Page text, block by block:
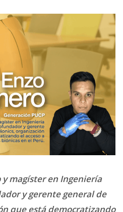
y magíster en Ingeniería
y gerente general de
que está democratizando